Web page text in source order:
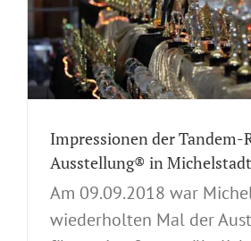
Impressionen der Tandem-
Ausstellung® in
Am 09.09.2018 war
wiederholten Mal der